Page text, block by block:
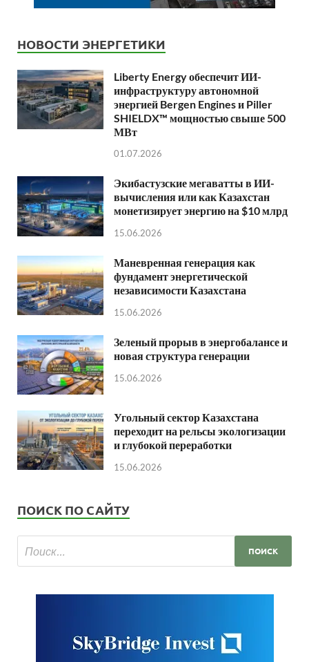
НОВОСТИ ЭНЕРГЕТИКИ
Liberty Energy обеспечит ИИ-
инфраструктуру автономной
энергией Bergen Engines и Piller
SHIELDX™ мощностью свыше 500
МВт
01.07.2026
Экибастузские мегаватты в ИИ-
вычисления или как Казахстан
монетизирует энергию на $10 млрд
15.06.2026
Маневренная генерация как
фундамент энергетической
независимости Казахстана
15.06.2026
Зеленый прорыв в энергобалансе и
новая структура генерации
15.06.2026
Угольный сектор Казахстана
переходит на рельсы экологизации
и глубокой переработки
15.06.2026
ПОИСК ПО САЙТУ